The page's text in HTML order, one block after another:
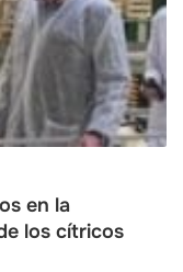
en la
los cítricos